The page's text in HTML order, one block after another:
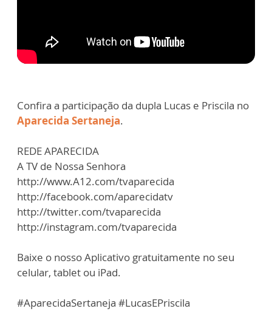
Confira a participação da dupla Lucas e Priscila no
Aparecida Sertaneja.
REDE APARECIDA
A TV de Nossa Senhora
http://www.A12.com/tvaparecida
http://facebook.com/aparecidatv
http://twitter.com/tvaparecida
http://instagram.com/tvaparecida
Baixe o nosso Aplicativo gratuitamente no seu
celular, tablet ou iPad.
#AparecidaSertaneja #LucasEPriscila